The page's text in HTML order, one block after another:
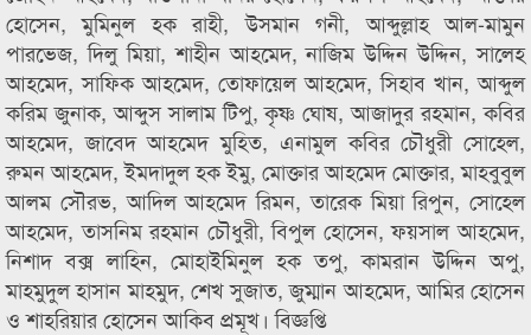
হোসেন, মুমিনুল হক রাহী, উসমান গনী, আব্দুল্লাহ আল-মামুন
পারভেজ, দিলু মিয়া, শাহীন আহমেদ, নাজিম উদ্দিন উদ্দিন, সালেহ
আহমেদ, সাফিক আহমেদ, তোফায়েল আহমেদ, সিহাব খান, আব্দুল
করিম জুনাক, আব্দুস সালাম টিপু, কৃষ্ণ ঘোষ, আজাদুর রহমান, কবির
আহমেদ, জাবেদ আহমেদ মুহিত, এনামুল কবির চৌধুরী সোহেল,
রুমন আহমেদ, ইমদাদুল হক ইমু, মোক্তার আহমেদ মোক্তার, মাহবুবুল
আলম সৌরভ, আদিল আহমেদ রিমন, তারেক মিয়া রিপুন, সোহেল
আহমেদ, তাসনিম রহমান চৌধুরী, বিপুল হোসেন, ফয়সাল আহমেদ,
নিশাদ বক্স লাহিন, মোহাইমিনুল হক তপু, কামরান উদ্দিন অপু,
মাহমুদুল হাসান মাহমুদ, শেখ সুজাত, জুম্মান আহমেদ, আমির হোসেন
ও শাহরিয়ার হোসেন আকিব প্রমূখ। বিজ্ঞপ্তি